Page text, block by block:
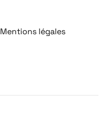
Mentions légales